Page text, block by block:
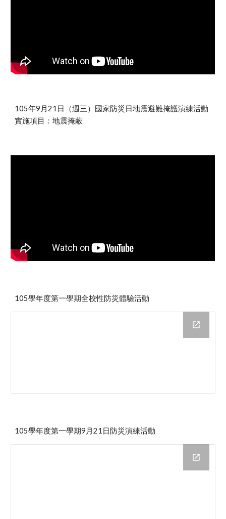
105年9月21日（週三）國家防災日地震避難掩護演練活動
實施項目：地震掩蔽
105學年度第一學期全校性防災體驗活動
105學年度第一學期9月21日防災演練活動